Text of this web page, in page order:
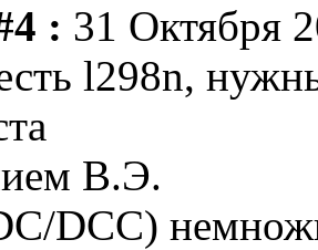
: 31 Октября
l298n,
В.Э.
DCC)